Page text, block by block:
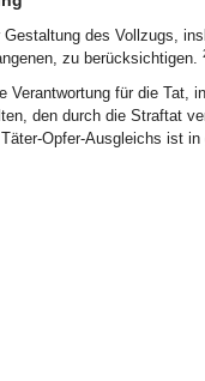
des Vollzugs,
zu berücksichtigen.
Verantwortung für die
den durch die Straftat
Opfer-Ausgleichs ist